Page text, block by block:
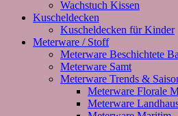
Wachstuch Kissen
Kuscheldecken
Kuscheldecken für Kinder
Meterware / Stoff
Meterware Beschichtete
Meterware Samt
Meterware Trends &
Meterware Florale
Meterware